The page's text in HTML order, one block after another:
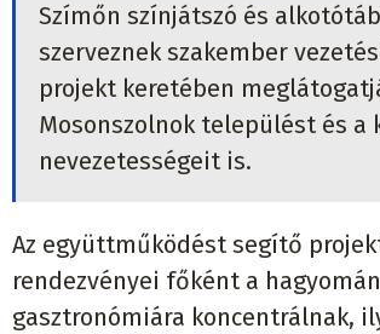
Szímőn színjátszó és
szerveznek szakember
projekt keretében
Mosonszolnok települést és a
nevezetességeit is.
Az együttműködést segítő
rendezvényei főként a
gasztronómiára koncentrálnak,